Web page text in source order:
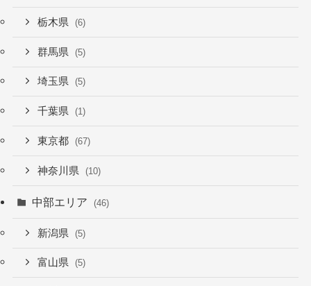
栃木県 (6)
群馬県 (5)
埼玉県 (5)
千葉県 (1)
東京都 (67)
神奈川県 (10)
中部エリア (46)
新潟県 (5)
富山県 (5)